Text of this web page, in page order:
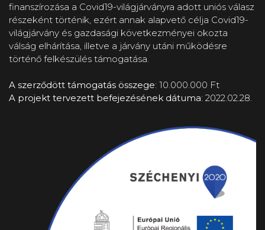
finanszírozása a Covid19-világjárványra adott uniós válasz
részeként történik, ezért annak alapvető célja Covid19-
világjárvány és gazdasági következményei okozta
válság elhárítása, illetve a járvány utáni működésre
történő felkészülés támogatása.
A szerződött támogatás összege: 10.000.000 Ft
A projekt tervezett befejezésének dátuma: 2022.02.2 8.